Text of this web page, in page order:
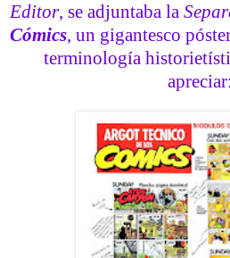
Editor, se adjuntaba la
Cómics, un gigantesco
terminología
apreciar: